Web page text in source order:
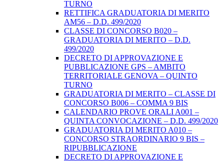
TURNO
RETTIFICA GRADUATORIA DI MERITO
AM56 – D.D. 499/2020
CLASSE DI CONCORSO B020 –
GRADUATORIA DI MERITO – D.D.
499/2020
DECRETO DI APPROVAZIONE E
PUBBLICAZIONE GPS – AMBITO
TERRITORIALE GENOVA – QUINTO
TURNO
GRADUATORIA DI MERITO – CLASSE DI
CONCORSO B006 – COMMA 9 BIS
CALENDARIO PROVE ORALI A001 –
QUINTA CONVOCAZIONE – D.D. 499/2020
GRADUATORIA DI MERITO A010 –
CONCORSO STRAORDINARIO 9 BIS –
RIPUBBLICAZIONE
DECRETO DI APPROVAZIONE E